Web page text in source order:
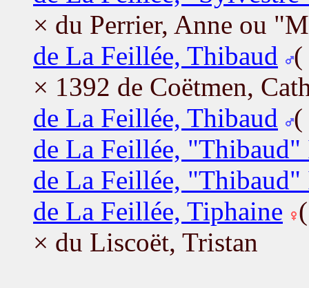
× du Perrier, Anne ou
de La Feillée, Thibaud
(
× 1392 de Coëtmen,
de La Feillée, Thibaud
(
de La Feillée, "Thibaud"
de La Feillée,
de La Feillée, Tiphaine
× du Liscoët, Tristan